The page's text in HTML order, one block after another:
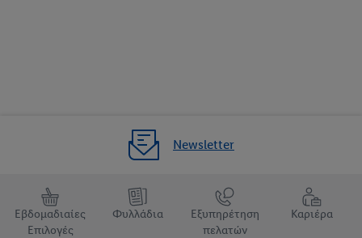
Newsletter
Εβδομαδιαίες
Επιλογές
Φυλλάδια
Εξυπηρέτηση
πελατών
Καριέρα